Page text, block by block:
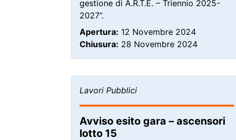
gestione di A.R.T.E. – Triennio 2025-
2027”.
Apertura: 12 Novembre 2024
Chiusura: 28 Novembre 2024
Lavori Pubblici
Avviso esito gara – ascensori
lotto 15